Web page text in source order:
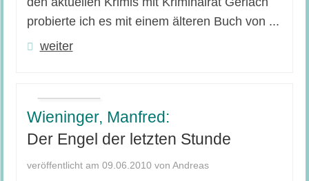
probierte ich es mit einem älteren Buch von ...
weiter
Wieninger, Manfred:
Der Engel der letzten Stunde
veröffentlicht am 09.06.2010 von Andreas